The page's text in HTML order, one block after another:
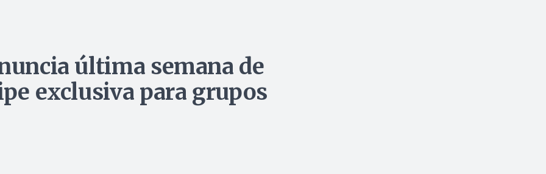
última semana de
exclusiva para grupos